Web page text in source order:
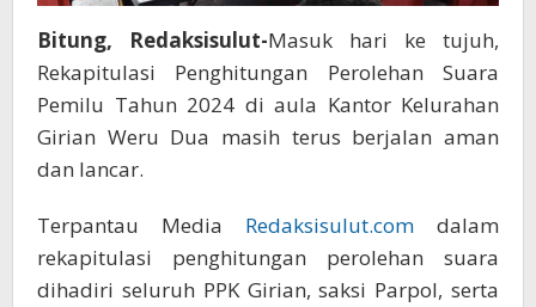
Bitung, Redaksisulut-Masuk hari ke tujuh,
Rekapitulasi Penghitungan Perolehan Suara
Pemilu Tahun 2024 di aula Kantor Kelurahan
Girian Weru Dua masih terus berjalan aman
dan lancar.
Terpantau Media Redaksisulut.com dalam
rekapitulasi penghitungan perolehan suara
dihadiri seluruh PPK Girian, saksi Parpol, serta